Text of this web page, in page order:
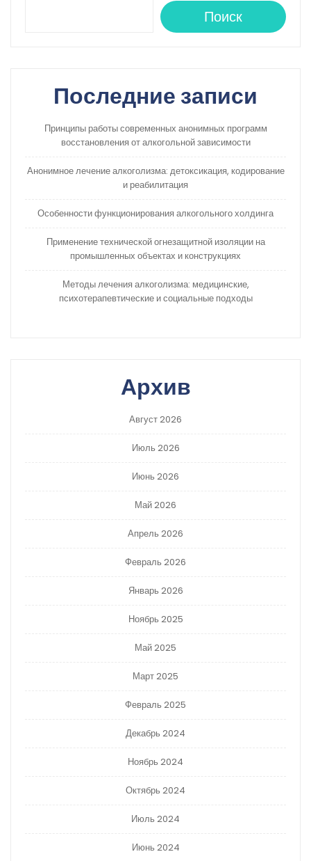
Поиск
Последние записи
Принципы работы современных анонимных программ
восстановления от алкогольной зависимости
Анонимное лечение алкоголизма: детоксикация, кодирование
и реабилитация
Особенности функционирования алкогольного холдинга
Применение технической огнезащитной изоляции на
промышленных объектах и конструкциях
Методы лечения алкоголизма: медицинские,
психотерапевтические и социальные подходы
Архив
Август 2026
Июль 2026
Июнь 2026
Май 2026
Апрель 2026
Февраль 2026
Январь 2026
Ноябрь 2025
Май 2025
Март 2025
Февраль 2025
Декабрь 2024
Ноябрь 2024
Октябрь 2024
Июль 2024
Июнь 2024